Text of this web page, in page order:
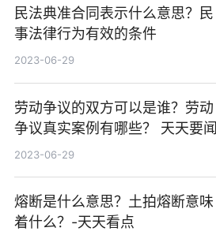
民法典准合同表示什么意思？民
事法律行为有效的条件
2023-06-29
劳动争议的双方可以是谁？​劳动
争议真实案例有哪些？ 天天要闻
2023-06-29
熔断是什么意思？土拍熔断意味
着什么？-天天看点